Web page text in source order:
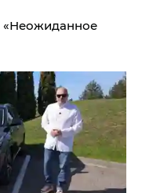
«Неожиданное